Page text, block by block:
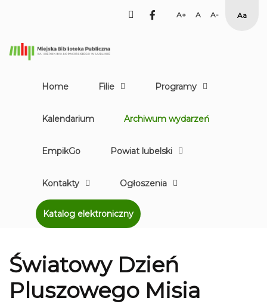
facebook
Set Set
Smaller
High
Home Filie Programy
Kalendarium Archiwum wydarzeń
EmpikGo Powiat lubelski
Kontakty Ogłoszenia
Katalog elektroniczny
Światowy Dzień
Pluszowego Misia